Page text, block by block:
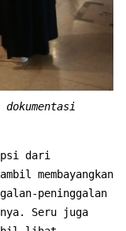
dari
membayangkan
peninggalan
Seru juga